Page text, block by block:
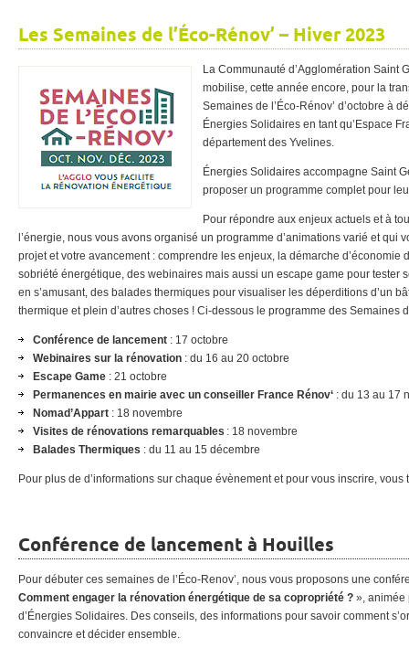
Les Semaines de l’Éco-Rénov’ – Hiver 2023
La Communauté d’Agglomération Saint
mobilise, cette année encore, pour la
Semaines de l’Éco-Rénov’ d’octobre à
Énergies Solidaires en tant qu’Espace
département des Yvelines.
Énergies Solidaires accompagne Saint
proposer un programme complet pour
Pour répondre aux enjeux actuels et à
l’énergie, nous vous avons organisé un programme d’animations varié et qui
projet et votre avancement : comprendre les enjeux, la démarche d’économie
sobriété énergétique, des webinaires mais aussi un escape game pour tester
en s’amusant, des balades thermiques pour visualiser les déperditions d’un
thermique et plein d’autres choses ! Ci-dessous le programme des Semaines
Conférence de lancement : 17 octobre
Webinaires sur la rénovation : du 16 au 20 octobre
Escape Game : 21 octobre
Permanences en mairie avec un conseiller France Rénov‘ : du 13 au 17
Nomad’Appart : 18 novembre
Visites de rénovations remarquables : 18 novembre
Balades Thermiques : du 11 au 15 décembre
Pour plus de d’informations sur chaque évènement et pour vous inscrire,
Conférence de lancement à Houilles
Pour débuter ces semaines de l’Éco-Renov’, nous vous proposons une
Comment engager la rénovation énergétique de sa copropriété ? », animée
d’Énergies Solidaires. Des conseils, des informations pour savoir comment
convaincre et décider ensemble.